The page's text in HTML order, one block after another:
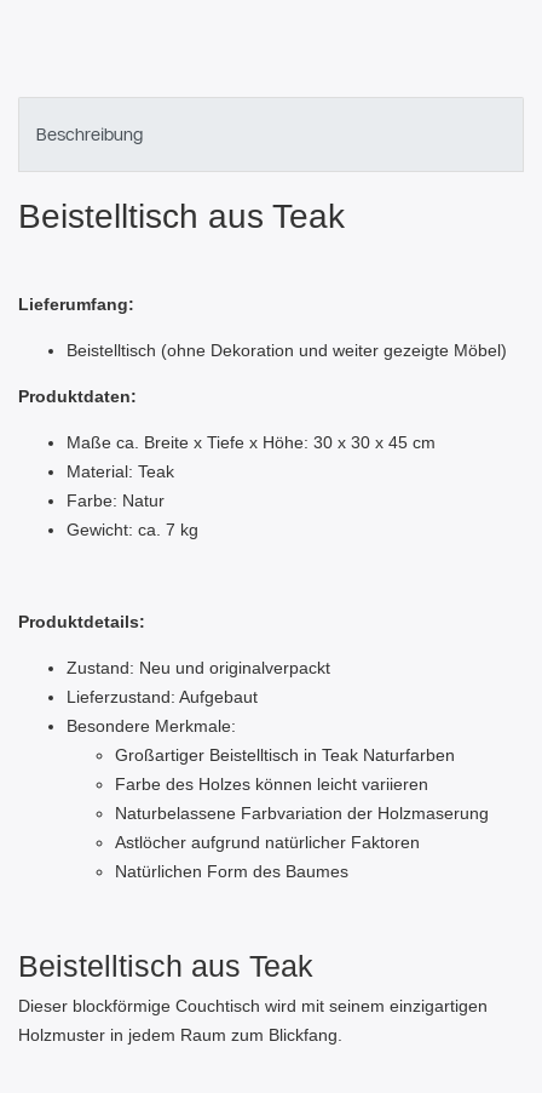
Beschreibung
Beistelltisch aus Teak
Lieferumfang:
Beistelltisch (ohne Dekoration und weiter gezeigte Möbel)
Produktdaten:
Maße ca. Breite x Tiefe x Höhe: 30 x 30 x 45 cm
Material: Teak
Farbe: Natur
Gewicht: ca. 7 kg
Produktdetails:
Zustand: Neu und originalverpackt
Lieferzustand: Aufgebaut
Besondere Merkmale:
Großartiger Beistelltisch in Teak Naturfarben
Farbe des Holzes können leicht variieren
Naturbelassene Farbvariation der Holzmaserung
Astlöcher aufgrund natürlicher Faktoren
Natürlichen Form des Baumes
Beistelltisch aus Teak
Dieser blockförmige Couchtisch wird mit seinem einzigartigen
Holzmuster in jedem Raum zum Blickfang.